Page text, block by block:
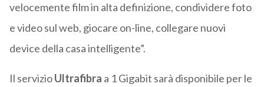
velocemente film in alta definizione, condividere foto
e video sul web, giocare on-line, collegare nuovi
device della casa intelligente”.
Il servizioUltrafibra a 1 Gigabit sarà disponibile per le